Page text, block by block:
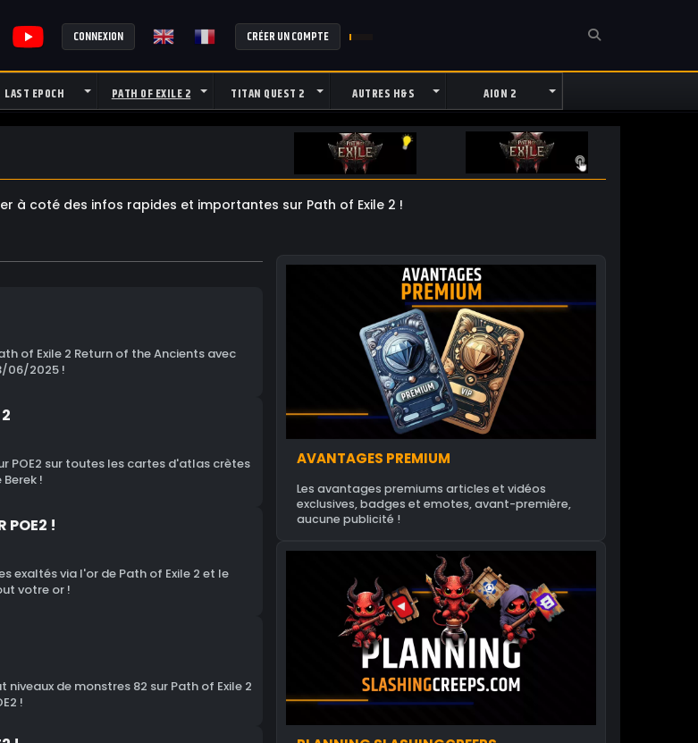
CONNEXION CRÉER UN COMPTE
LAST EPOCH PATH OF EXILE 2 TITAN QUEST 2 AUTRES H&S AION 2
à coté des infos rapides et importantes sur Path of Exile 2 !
of Exile 2 Return of the Ancients avec
06/2025 !
POE2 sur toutes les cartes d'atlas crètes
!
POE2 !
exaltés via l'or de Path of Exile 2 et le
votre or !
de monstres 82 sur Path of Exile 2
!
AVANTAGES PREMIUM
Les avantages premiums articles et vidéos
exclusives, badges et emotes, avant-première,
aucune publicité !